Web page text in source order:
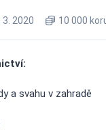
3. 2020 10 000
a svahu v zahradě